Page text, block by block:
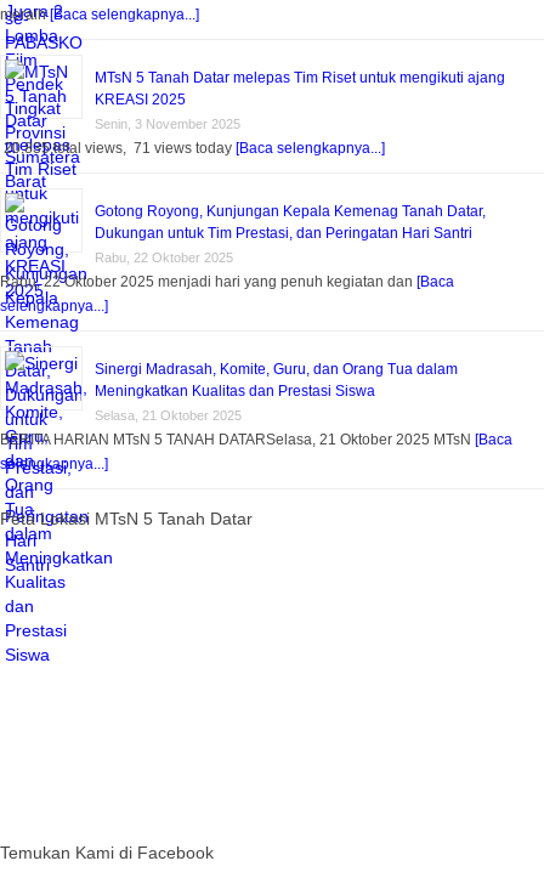
meraih[Baca selengkapnya...]
MTsN 5 Tanah Datar melepas Tim Riset untuk mengikuti ajang
KREASI 2025
Senin, 3 November 2025
20,835 total views, 71 views today [Baca selengkapnya...]
Gotong Royong, Kunjungan Kepala Kemenag Tanah Datar,
Dukungan untuk Tim Prestasi, dan Peringatan Hari Santri
Rabu, 22 Oktober 2025
Rabu, 22 Oktober 2025 menjadi hari yang penuh kegiatan dan [Baca
selengkapnya...]
Sinergi Madrasah, Komite, Guru, dan Orang Tua dalam
Meningkatkan Kualitas dan Prestasi Siswa
Selasa, 21 Oktober 2025
BERITA HARIAN MTsN 5 TANAH DATARSelasa, 21 Oktober 2025 MTsN [Baca
selengkapnya...]
Peta Lokasi MTsN 5 Tanah Datar
Temukan Kami di Facebook